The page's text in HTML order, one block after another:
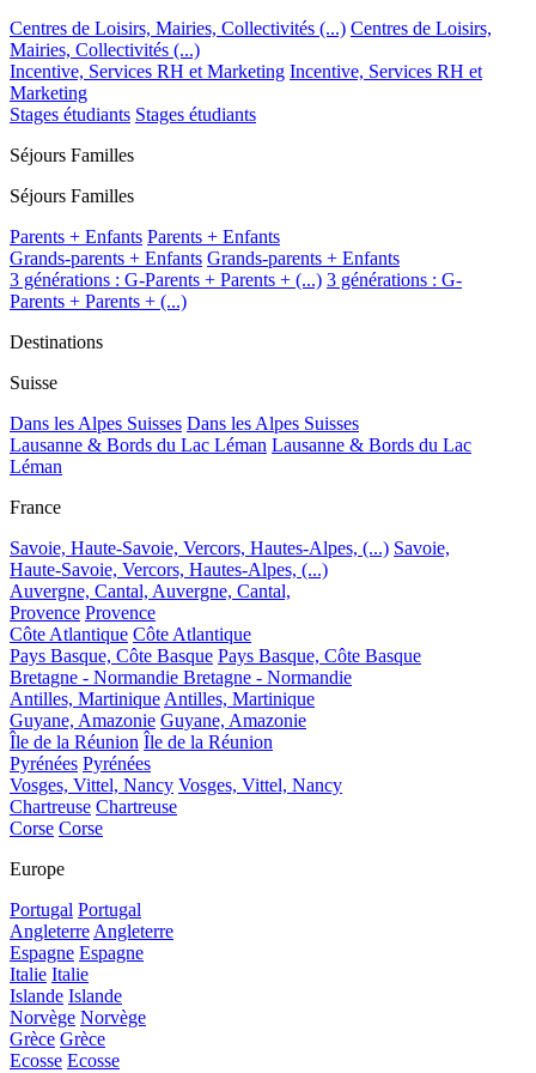
Centres de Loisirs, Mairies, Collectivités (...) Centres de Loisirs,
Mairies, Collectivités (...)
Incentive, Services RH et Marketing Incentive, Services RH et
Marketing
Stages étudiants Stages étudiants
Séjours Familles
Séjours Familles
Parents + Enfants Parents + Enfants
Grands-parents + Enfants Grands-parents + Enfants
3 générations : G-Parents + Parents + (...) 3 générations : G-
Parents + Parents + (...)
Destinations
Suisse
Dans les Alpes Suisses Dans les Alpes Suisses
Lausanne & Bords du Lac Léman Lausanne & Bords du Lac
Léman
France
Savoie, Haute-Savoie, Vercors, Hautes-Alpes, (...) Savoie,
Haute-Savoie, Vercors, Hautes-Alpes, (...)
Auvergne, Cantal, Auvergne, Cantal,
Provence Provence
Côte Atlantique Côte Atlantique
Pays Basque, Côte Basque Pays Basque, Côte Basque
Bretagne - Normandie Bretagne - Normandie
Antilles, MartiniqueAntilles, Martinique
Guyane, Amazonie Guyane, Amazonie
Île de la Réunion Île de la Réunion
Pyrénées Pyrénées
Vosges, Vittel, Nancy Vosges, Vittel, Nancy
Chartreuse Chartreuse
Corse Corse
Europe
Portugal Portugal
AngleterreAngleterre
Espagne Espagne
Italie Italie
Islande Islande
Norvège Norvège
Grèce Grèce
Ecosse Ecosse